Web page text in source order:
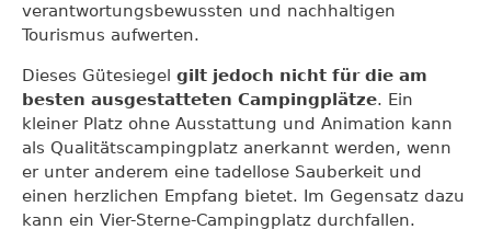
verantwortungsbewussten und nachhaltigen
Tourismus aufwerten.
Dieses Gütesiegel gilt jedoch nicht für die am
besten ausgestatteten Campingplätze. Ein
kleiner Platz ohne Ausstattung und Animation kann
als Qualitätscampingplatz anerkannt werden, wenn
er unter anderem eine tadellose Sauberkeit und
einen herzlichen Empfang bietet. Im Gegensatz dazu
kann ein Vier-Sterne-Campingplatz durchfallen.